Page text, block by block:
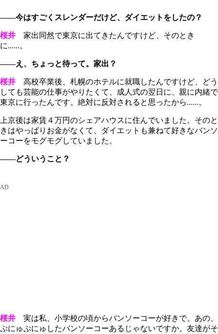
――今はすごくスレンダーだけど、ダイエットをしたの？
桜井 家出同然で東京に出てきたんですけど、そのとき
に......。
――え、ちょっと待って。家出？
桜井 高校卒業後、札幌のホテルに就職したんですけど、どう
しても芸能の仕事がやりたくて、成人式の翌日に、親に内緒で
東京に行ったんです。絶対に反対されると思ったから......。
上京後は家賃４万円のシェアハウスに住んでいました。そのと
きはやっぱりお金がなくて、ダイエットも兼ねて好きなバンソ
ーコーをモグモグしていました。
――どういうこと？
桜井 実は私、小学校の頃からバンソーコーが好きで。あの、
ぷにゅぷにゅしたバンソーコーあるじゃないですか。友達がそ